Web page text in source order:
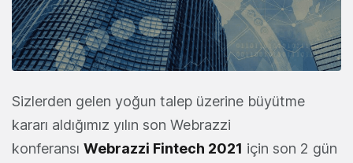
Sizlerden gelen yoğun talep üzerine büyütme
kararı aldığımız yılın son Webrazzi
konferansı Webrazzi Fintech 2021 için son 2 gün